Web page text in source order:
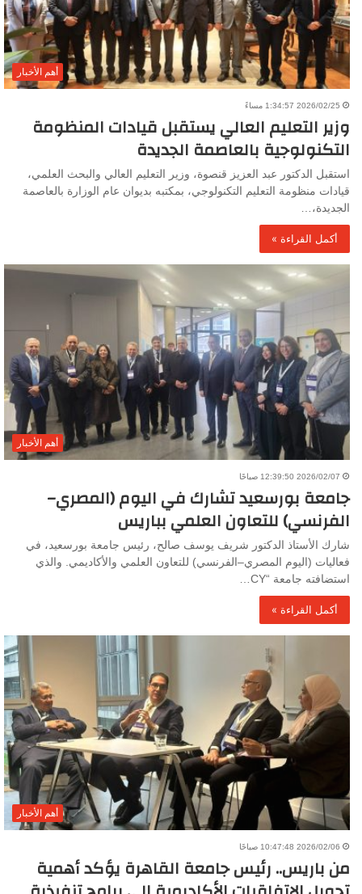
أهم الأخبار
2026/02/25 1:34:57 مساءً
وزير التعليم العالي يستقبل قيادات المنظومة
التكنولوجية بالعاصمة الجديدة
استقبل الدكتور عبد العزيز قنصوة، وزير التعليم العالي والبحث العلمي،
قيادات منظومة التعليم التكنولوجي، بمكتبه بديوان عام الوزارة بالعاصمة
الجديدة،…
أكمل القراءة »
أهم الأخبار
2026/02/07 12:39:50 صباحًا
جامعة بورسعيد تشارك في اليوم (المصري–
الفرنسي) للتعاون العلمي بباريس
شارك الأستاذ الدكتور شريف يوسف صالح، رئيس جامعة بورسعيد، في
فعاليات (اليوم المصري–الفرنسي) للتعاون العلمي والأكاديمي. والذي
استضافته جامعة “CY…
أكمل القراءة »
أهم الأخبار
2026/02/06 10:47:48 صباحًا
من باريس.. رئيس جامعة القاهرة يؤكد أهمية